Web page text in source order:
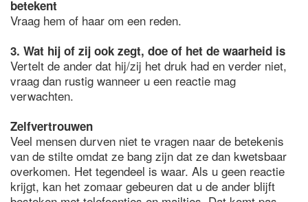
betekent
Vraag hem of haar om een reden.
3. Wat hij of zij ook zegt, doe of het de waarheid is
Vertelt de ander dat hij/zij het druk had en verder niet,
vraag dan rustig wanneer u een reactie mag
verwachten.
Zelfvertrouwen
Veel mensen durven niet te vragen naar de betekenis
van de stilte omdat ze bang zijn dat ze dan kwetsbaar
overkomen. Het tegendeel is waar. Als u geen reactie
krijgt, kan het zomaar gebeuren dat u de ander blijft